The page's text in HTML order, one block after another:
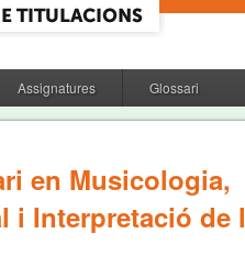
Assignatures Glossari
en Musicologia,
i Interpretació de